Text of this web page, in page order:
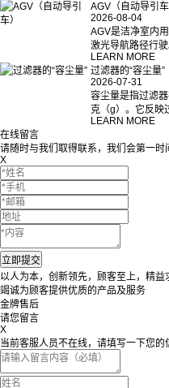
AGV（自动导引车
2026-08-04
AGV是洁净室内
激光导航路径行
LEARN MORE
过滤器的“容尘量”
2026-07-31
容尘量是指过滤
克（g）。它反映
LEARN MORE
在线留言
请随时与我们取得联系，我们会第一时
X
以人为本，创新领先，顾客至上，精益
竭诚为顾客提供优质的产品及服务
金牌售后
请您留言
X
当前客服人员不在线，请填写一下您的